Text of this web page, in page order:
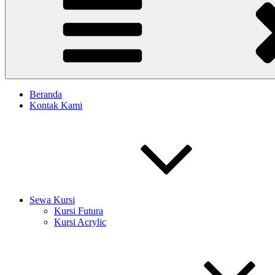
Beranda
Kontak Kami
Sewa Kursi
Kursi Futura
Kursi Acrylic